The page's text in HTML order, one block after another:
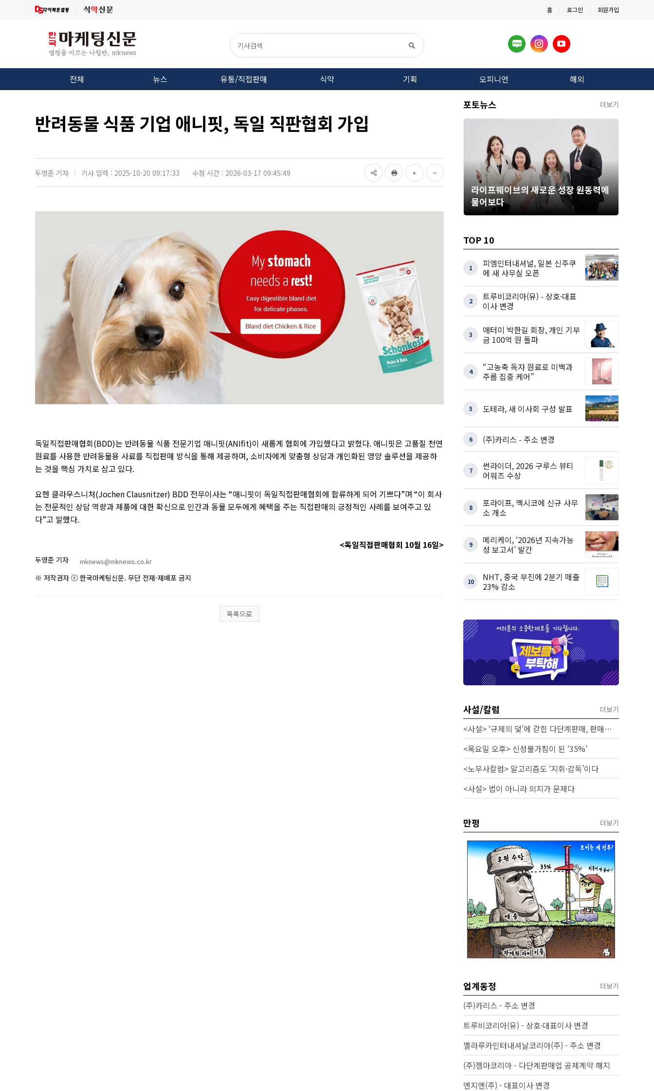
홈 로그인 회원가입
전체 뉴스 유통/직접판매 식약 기획 오피니언 해외
반려동물 식품 기업 애니핏, 독일 직판협회 가입
두영준 기자 기사 입력 : 2025-10-20 09:17:33 수정 시간 : 2026-03-17 09:45:49
독일직접판매협회(BDD)는 반려동물 식품 전문기업 애니핏(ANIfit)이 새롭게 협회에 가입했다고 밝혔다. 애니핏은 고품질 천연
원료를 사용한 반려동물용 사료를 직접판매 방식을 통해 제공하며, 소비자에게 맞춤형 상담과 개인화된 영양 솔루션을 제공하
는 것을 핵심 가치로 삼고 있다.
요헨 클라우스니처(Jochen Clausnitzer) BDD 전무이사는 “애니핏이 독일직접판매협회에 합류하게 되어 기쁘다”며 “이 회사
는 전문적인 상담 역량과 제품에 대한 확신으로 인간과 동물 모두에게 혜택을 주는 직접판매의 긍정적인 사례를 보여주고 있
다”고 말했다.
<독일직접판매협회 10월 16일>
두영준 기자 mknews@mknews.co.kr
※ 저작권자 ⓒ 한국마케팅신문. 무단 전재-재배포 금지
목록으로
포토뉴스 더보기
라이프웨이브의 새로운 성장 원동력에
물어보다
TOP 10
1
피엠인터내셔널, 일본 신주쿠
에 새 사무실 오픈
2
트루비코리아(유) - 상호·대표
이사 변경
3
애터미 박한길 회장, 개인 기부
금 100억 원 돌파
4
“고농축 독자 원료로 미백과
주름 집중 케어”
5 도테라, 새 이사회 구성 발표
6 (주)카리스 - 주소 변경
7
썬라이더, 2026 구루스 뷰티
어워즈 수상
8
포라이프, 멕시코에 신규 사무
소 개소
9
메리케이, ‘2026년 지속가능
성 보고서’ 발간
10
NHT, 중국 부진에 2분기 매출
23% 감소
사설/칼럼 더보기
<사설> ‘규제의 덫’에 갇힌 다단계판매, 판매원 보호 시급하다
<목요일 오후> 신성불가침이 된 ‘35%’
<노무사칼럼> 알고리즘도 ‘지휘·감독’이다
<사설> 법이 아니라 의지가 문제다
만평 더보기
업계동정 더보기
(주)카리스 - 주소 변경
트루비코리아(유) - 상호·대표이사 변경
멜라루카인터내셔날코리아(주) - 주소 변경
(주)젬마코리아 - 다단계판매업 공제계약 해지
엔지엔(주) - 대표이사 변경